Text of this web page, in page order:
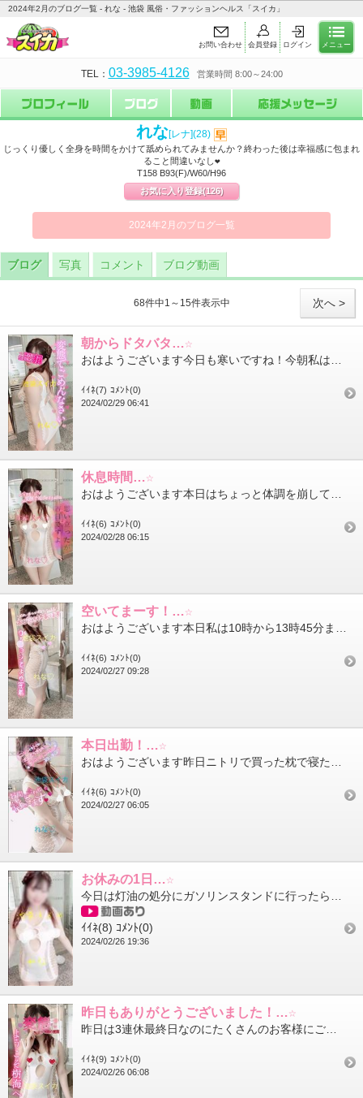
2024年2月のブログ一覧 - れな - 池袋 風俗・ファッションヘルス「スイカ」
お問い合わせ 会員登録 ログイン メニュー
TEL： 03-3985-4126 営業時間 8:00～24:00
れな[レナ](28)
じっくり優しく全身を時間をかけて舐められてみませんか？終わった後は幸福感に包まれ
ること間違いなし❤️
T158 B93(F)/W60/H96
お気に入り登録(126)
2024年2月のブログ一覧
ブログ 写真 コメント ブログ動画
次へ >
68件中1～15件表示中
朝からドタバタ…☆
ｲｲﾈ(7) ｺﾒﾝﾄ(0)
2024/02/29 06:41
休息時間…☆
ｲｲﾈ(6) ｺﾒﾝﾄ(0)
2024/02/28 06:15
空いてまーす！…☆
ｲｲﾈ(6) ｺﾒﾝﾄ(0)
2024/02/27 09:28
本日出勤！…☆
ｲｲﾈ(6) ｺﾒﾝﾄ(0)
2024/02/27 06:05
お休みの1日…☆
ｲｲﾈ(8) ｺﾒﾝﾄ(0)
2024/02/26 19:36
昨日もありがとうございました！…☆
ｲｲﾈ(9) ｺﾒﾝﾄ(0)
2024/02/26 06:08